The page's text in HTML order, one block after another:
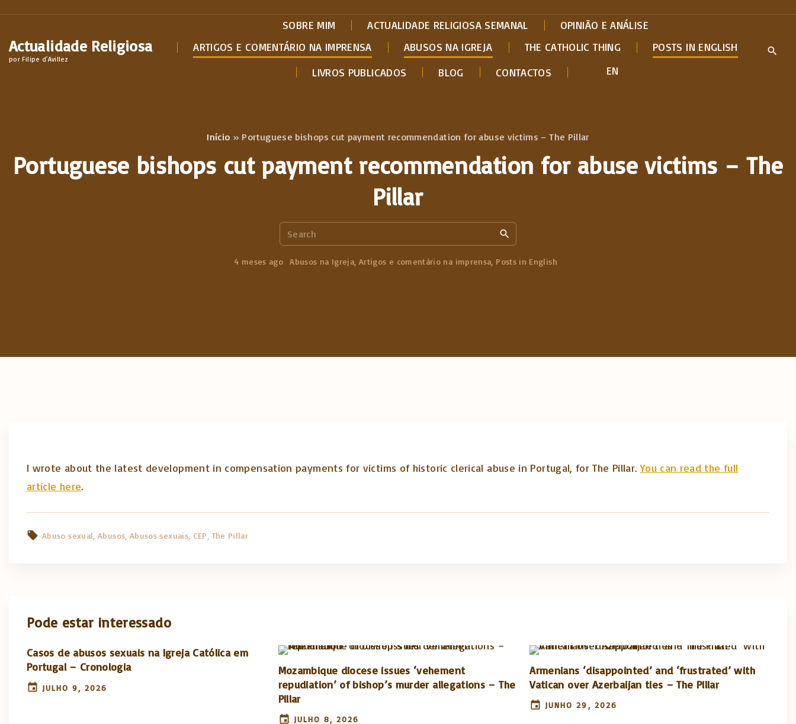
Actualidade Religiosa
por Filipe d'Avillez
SOBRE MIM ACTUALIDADE RELIGIOSA SEMANAL
OPINIÃO E ANÁLISE
ARTIGOS E COMENTÁRIO NA IMPRENSA
ABUSOS NA IGREJA THE CATHOLIC THING
POSTS IN ENGLISH
LIVROS PUBLICADOS
BLOG CONTACTOS EN
Início » Portuguese bishops cut payment recommendation for abuse victims – The Pillar
Portuguese bishops cut payment recommendation for abuse victims – The
Pillar
e
a
4 meses ago Abusos na Igreja Artigos e comentário na imprensa Posts in English
I wrote about the latest development in compensation payments for victims of historic clerical abuse in Portugal, for The Pillar.You can read the full
article here.
Abuso sexual Abusos Abusos sexuais CEP The Pillar
Pode estar interessado
Casos de abusos sexuais na Igreja Católica em
Portugal – Cronologia
JULHO 9, 2026
Mozambique diocese issues ‘vehement
repudiation’ of bishop’s murder allegations – The
Pillar
JULHO 8, 2026
Armenians ‘disappointed’ and ‘frustrated’ with
Vatican over Azerbaijan ties – The Pillar
JUNHO 29, 2026